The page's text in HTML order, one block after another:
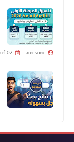
amr sonic 02 أغسطس 2026